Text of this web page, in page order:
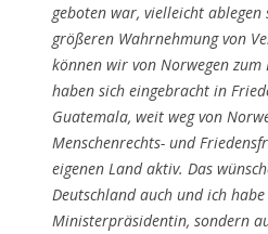
geboten war, vielleicht
größeren Wahrnehmung von
können wir von Norwegen zum
haben sich eingebracht in
Guatemala, weit weg von
Menschenrechts- und
eigenen Land aktiv. Das
Deutschland auch und ich
Ministerpräsidentin, sondern